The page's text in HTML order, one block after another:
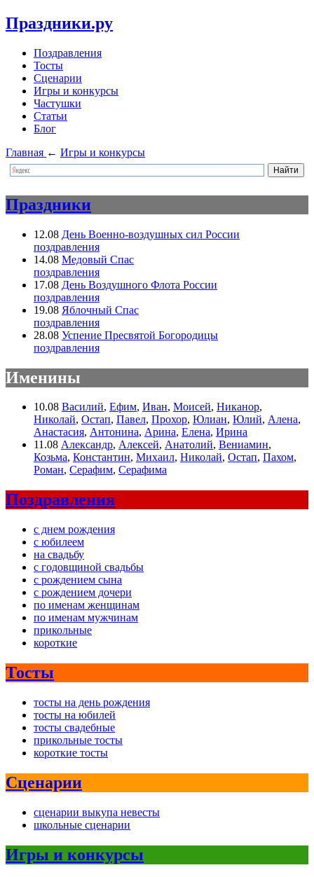
Праздники.ру
Поздравления
Тосты
Сценарии
Игры и конкурсы
Частушки
Статьи
Блог
Главная ← Игры и конкурсы
Праздники
12.08 День Военно-воздушных сил России
поздравления
14.08 Медовый Спас
поздравления
17.08 День Воздушного Флота России
поздравления
19.08 Яблочный Спас
поздравления
28.08 Успение Пресвятой Богородицы
поздравления
Именины
10.08 Василий, Ефим, Иван, Моисей, Никанор,
Николай, Остап, Павел, Прохор, Юлиан, Юлий, Алена,
Анастасия, Антонина, Арина, Елена, Ирина
11.08 Александр, Алексей, Анатолий, Вениамин,
Козьма, Константин, Михаил, Николай, Остап, Пахом,
Роман, Серафим, Серафима
Поздравления
с днем рождения
с юбилеем
на свадьбу
с годовщиной свадьбы
с рождением сына
с рождением дочери
по именам женщинам
по именам мужчинам
прикольные
короткие
Тосты
тосты на день рождения
тосты на юбилей
тосты свадебные
прикольные тосты
короткие тосты
Сценарии
сценарии выкупа невесты
школьные сценарии
Игры и конкурсы